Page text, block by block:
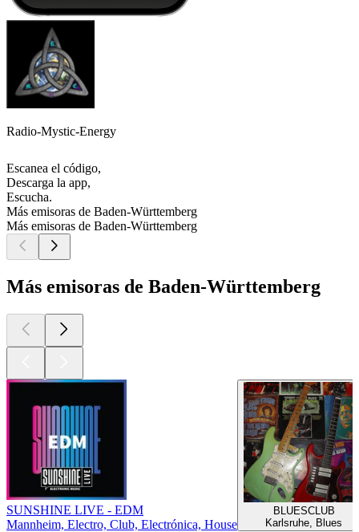
Radio-Mystic-Energy
Escanea el código,
Descarga la app,
Escucha.
Más emisoras de Baden-Württemberg
Más emisoras de Baden-Württemberg
Más emisoras de Baden-Württemberg
SUNSHINE LIVE - EDM
Mannheim, Electro, Club, Electrónica, House
BLUESCLUB
Karlsruhe, Blues